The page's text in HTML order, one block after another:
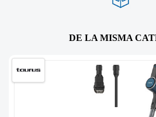
DE LA MISMA